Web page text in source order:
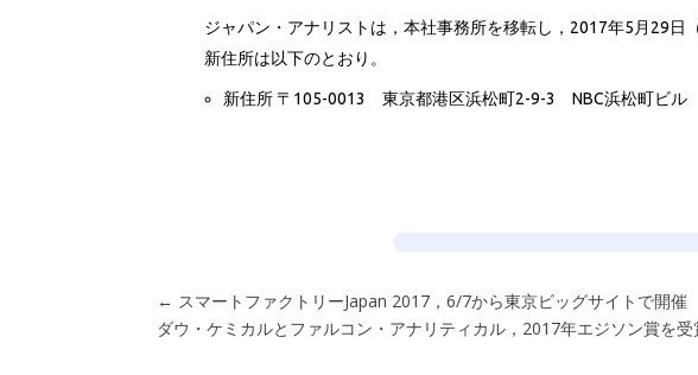
ジャパン・アナリストは，本社事務所を移転し，2017年5月29日
新住所は以下のとおり。
新住所 〒105-0013 東京都港区浜松町2-9-3 NBC浜松町ビ
← スマートファクトリーJapan 2017，6/7から東京ビッグサイトで開催
ダウ・ケミカルとファルコン・アナリティカル，2017年エジソン賞を受